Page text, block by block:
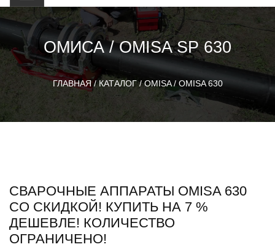
ОМИСА / OMISA SP 630
ГЛАВНАЯ/КАТАЛОГ/OMISA/ OMISA 630
СВАРОЧНЫЕ АППАРАТЫ OMISA 630
СО СКИДКОЙ! КУПИТЬ НА 7 %
ДЕШЕВЛЕ! КОЛИЧЕСТВО
ОГРАНИЧЕНО!